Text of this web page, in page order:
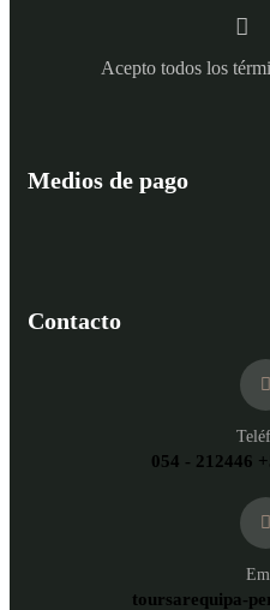
Acepto todos los
Medios de pago
Contacto
054 - 212446
toursarequipa-